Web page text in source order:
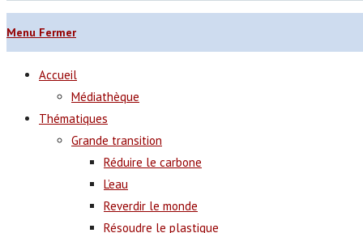
Menu Fermer
Accueil
Médiathèque
Thématiques
Grande transition
Réduire le carbone
L’eau
Reverdir le monde
Résoudre le plastique